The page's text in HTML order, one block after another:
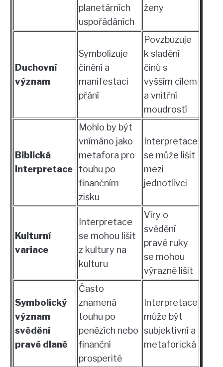
planetárních
uspořádáních
ženy
Duchovní
význam
Symbolizuje
činění a
manifestaci
přání
Povzbuzuje
k sladění
činů s
vyšším cílem
a vnitřní
moudrostí
Biblická
interpretace
Mohlo by být
vnímáno jako
metafora pro
touhu po
finančním
zisku
Interpretace
se může lišit
mezi
jednotlivci
Kulturní
variace
Interpretace
se mohou lišit
z kultury na
kulturu
Víry o
svědění
pravé ruky
se mohou
výrazně lišit
Symbolický
význam
svědění
pravé dlaně
Často
znamená
touhu po
penězích nebo
finanční
prosperitě
Interpretace
může být
subjektivní a
metaforická